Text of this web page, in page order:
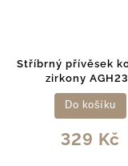
Stříbrný přívěsek
zirkony
329 Kč
Do košíku